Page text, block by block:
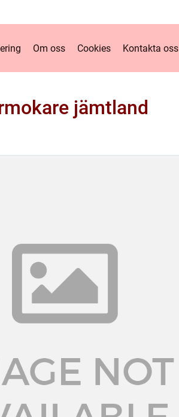
Om oss Cookies Kontakta oss
jämtland